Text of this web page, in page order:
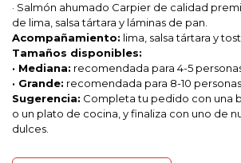
· Salmón ahumado Carpier de calidad
de lima, salsa tártara y láminas de pan.
Acompañamiento: lima, salsa tártara y
Tamaños disponibles:
· Mediana: recomendada para 4-5
· Grande: recomendada para 8-10 personas
Sugerencia: Completa tu pedido con una
o un plato de cocina, y finaliza con uno de
dulces.